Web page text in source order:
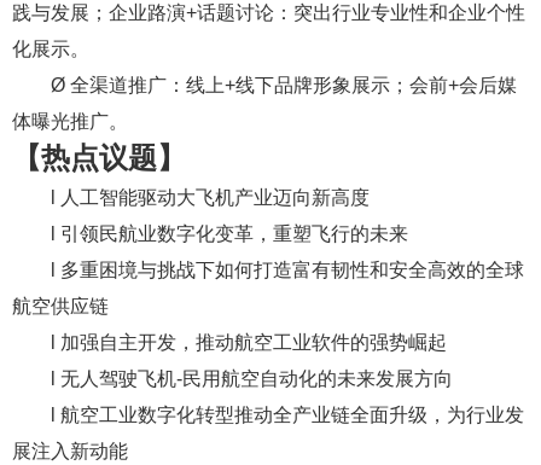
践与发展；企业路演+话题讨论：突出行业专业性和企业个性
化展示。
Ø 全渠道推广：线上+线下品牌形象展示；会前+会后媒
体曝光推广。
【热点议题】
l 人工智能驱动大飞机产业迈向新高度
l 引领民航业数字化变革，重塑飞行的未来
l 多重困境与挑战下如何打造富有韧性和安全高效的全球
航空供应链
l 加强自主开发，推动航空工业软件的强势崛起
l 无人驾驶飞机-民用航空自动化的未来发展方向
l 航空工业数字化转型推动全产业链全面升级，为行业发
展注入新动能